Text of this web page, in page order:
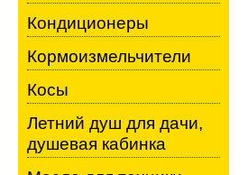
Кондиционеры
Кормоизмельчители
Косы
Летний душ для дачи,
душевая кабинка